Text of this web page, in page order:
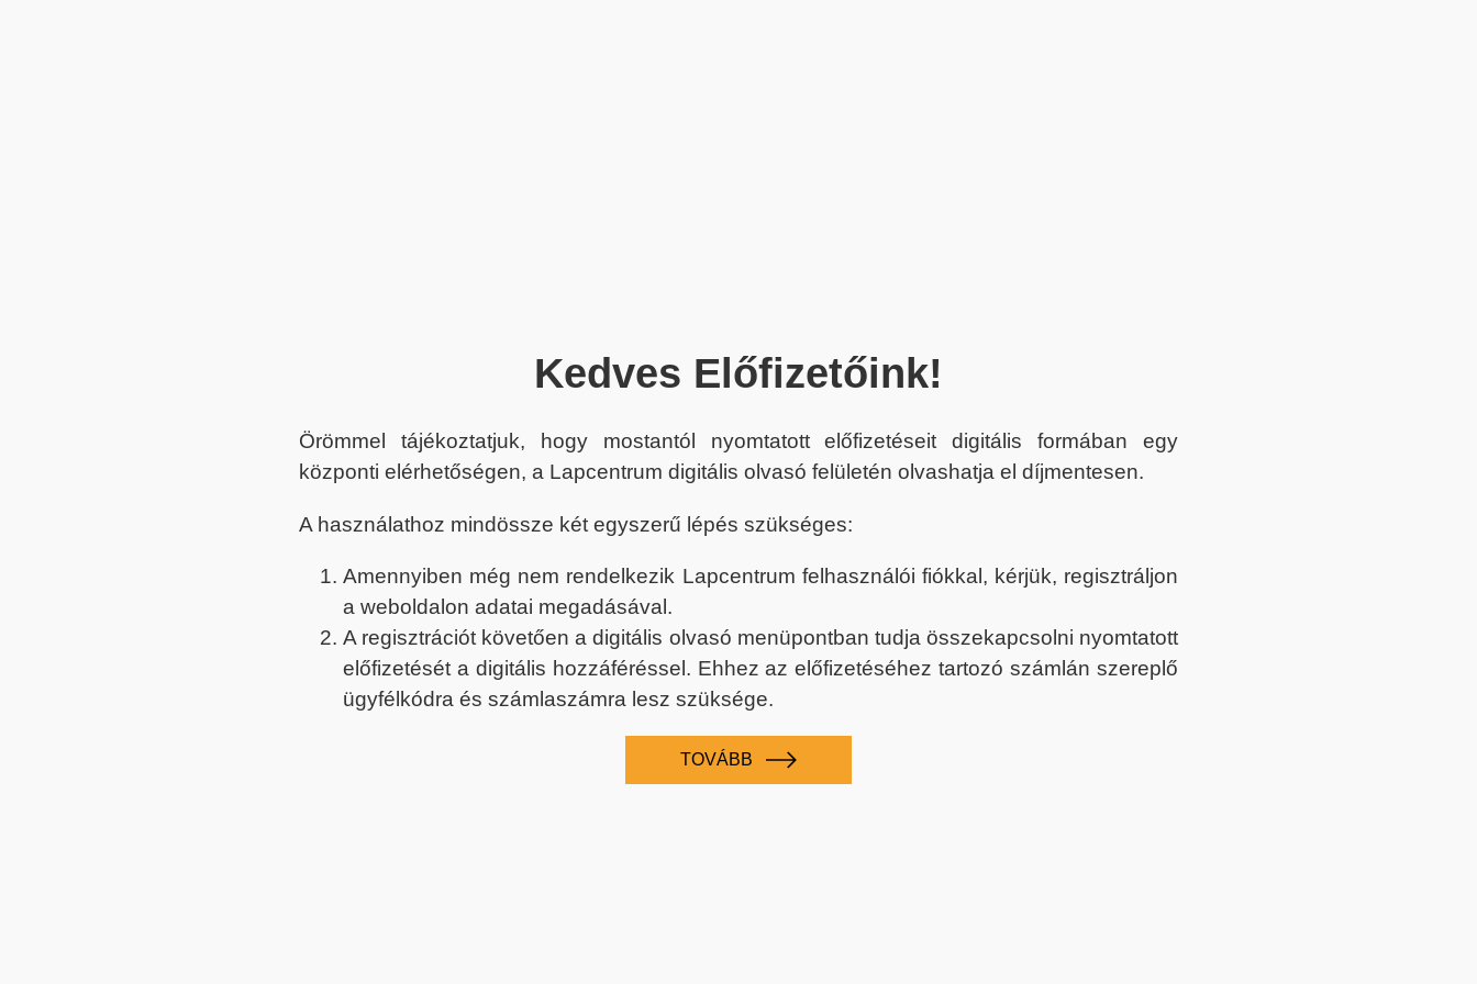
Kedves Előfizetőink!
Örömmel tájékoztatjuk, hogy mostantól nyomtatott előfizetéseit digitális formában egy
központi elérhetőségen, a Lapcentrum digitális olvasó felületén olvashatja el díjmentesen.
A használathoz mindössze két egyszerű lépés szükséges:
Amennyiben még nem rendelkezik Lapcentrum felhasználói fiókkal, kérjük, regisztráljon
a weboldalon adatai megadásával.
A regisztrációt követően a digitális olvasó menüpontban tudja összekapcsolni nyomtatott
előfizetését a digitális hozzáféréssel. Ehhez az előfizetéséhez tartozó számlán szereplő
ügyfélkódra és számlaszámra lesz szüksége.
TOVÁBB